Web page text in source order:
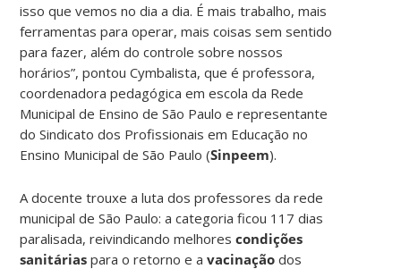
isso que vemos no dia a dia. É mais trabalho, mais
ferramentas para operar, mais coisas sem sentido
para fazer, além do controle sobre nossos
horários”, pontou Cymbalista, que é professora,
coordenadora pedagógica em escola da Rede
Municipal de Ensino de São Paulo e representante
do Sindicato dos Profissionais em Educação no
Ensino Municipal de São Paulo (Sinpeem).
A docente trouxe a luta dos professores da rede
municipal de São Paulo: a categoria ficou 117 dias
paralisada, reivindicando melhorescondições
sanitárias para o retorno e avacinação dos